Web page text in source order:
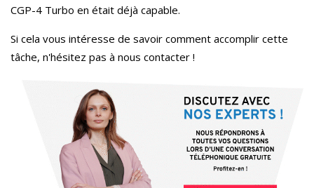
CGP-4 Turbo en était déjà capable.
Si cela vous intéresse de savoir comment accomplir cette
tâche, n'hésitez pas à nous contacter !